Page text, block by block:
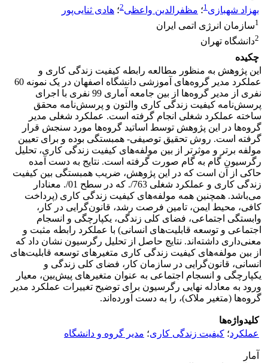
بهزاد شهبازی1؛ مظفرالدین واعظی2؛ هادی ثنایی‌پور
1سازمان انرژی اتمی ایران
2دانشگاه تهران
چکیده
این پژوهش به منظور مطالعه رابطه کیفیت زندگی کاری و
عملکرد مدیر گروه‌های آموزشی دانشگاه اصفهان در یک نمونه 60
نفری از مدیر گروه‌ها از بین جامعه آماری 99 نفری با اجرای
پرسش‌نامه کیفیت زندگی کاری والتون و پرسش‌نامه محقق
ساخته عملکرد شغلی انجام گرفته است. عملکرد شغلی مدیر
گروه‌ها در این پژوهش توسط اساتید گروه‌ها مورد سنجش قرار
گرفته است. روش تحقیق توصیفی- همبستگی بوده و برای تعیین
مولفه برتر و موثرتر از بین مولفه‌های کیفیت زندگی کاری، تحلیل
رگرسیون گام به گام صورت گرفته است. نتایج به دست آمده
حاکی از آن است که در این پژوهش، ضریب همبستگی بین کیفیت
زندگی کاری و عملکرد شغلی 763/. که در سطح 01/. معنادار
می‌باشد. همچنین همه مولفه‌های کیفیت زندگی کاری (پرداخت
کافی، محیط ایمن، تامین فرصت رشد، قانون‌گرایی در کار،
وابستگی اجتماعی، فضای کلی زندگی، یکپارچگی و انسجام
اجتماعی و توسعه قابلیت‌های انسانی) با عملکرد رابطه مثبت و
معنی‌داری داشته‌اند. نتایج حاصل از تحلیل رگرسیون نشان داد که
از بین مولفه‌های کیفیت زندگی کاری متغیرهای توسعه قابلیت‌های
انسانی، قانون‌گرایی در سازمان کار، فضای کلی زندگی و
یکپارچگی و انسجام اجتماعی به عنوان متغیرهای پیش‌بین، معیار
ورود به معادله نهایی رگرسیون برای توضیح تغییرات عملکرد مدیر
گروه‌ها (متغیر ملاک)، را به دست آورده‌اند.
کلیدواژه‌ها
عملکرد؛ کیفیت زندگی کاری؛ مدیر گروه و دانشگاه
آمار